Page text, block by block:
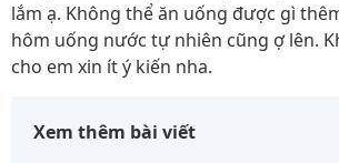
lắm ạ. Không thể ăn uống được gì
hôm uống nước tự nhiên cũng ợ lên.
cho em xin ít ý kiến nha.
Xem thêm bài viết